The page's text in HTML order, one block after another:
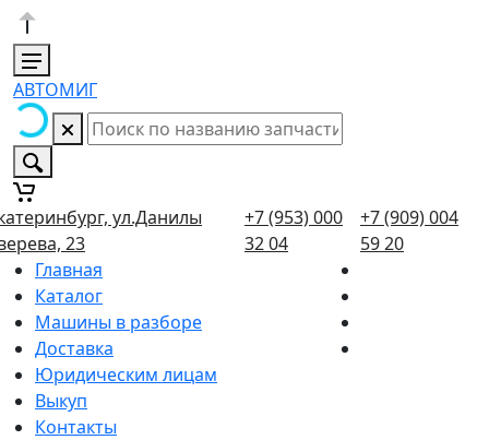
АВТОМИГ
ул.Данилы
23
+7 (953) 000
32 04
+7 (909) 004
59 20
Главная
Каталог
Машины в разборе
Доставка
Юридическим лицам
Выкуп
Контакты